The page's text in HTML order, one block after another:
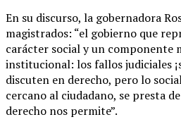
En su discurso, la gobernadora
magistrados: “el gobierno que
carácter social y un componente
institucional: los fallos judiciales
discuten en derecho, pero lo
cercano al ciudadano, se presta
derecho nos permite”.